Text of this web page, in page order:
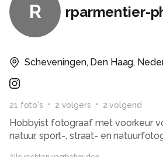
R
Scheveningen, Den Haag,
21 foto's 2 volgers 2 volgend
Hobbyist fotograaf met voorkeur
natuur, sport-, straat- en